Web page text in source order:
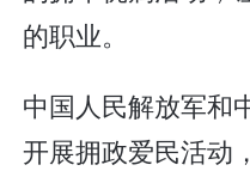
的职业。
中国人民解放军和
开展拥政爱民活动